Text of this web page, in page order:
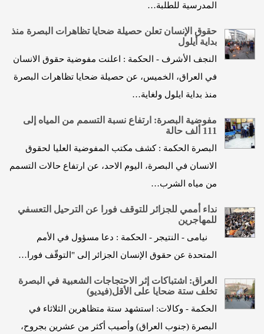
المدرسية للطلبة…
حقوق الإنسان تعلن حصيلة ضحايا تظاهرات البصرة منذ
بداية أيلول
النجف الأشرف - الحكمة : اعلنت مفوضية حقوق الانسان
في العراق، الخميس، عن حصيلة ضحايا تظاهرات البصرة
منذ بداية ايلول ولغاية…
مفوضية البصرة: ارتفاع نسبة التسمم من المياه إلى
111 ألف حالة
البصرة الحكمة : كشف مكتب المفوضية العليا لحقوق
الانسان في البصرة، اليوم الاحد، عن ارتفاع حالات التسمم
من مياه الشرب…
نداء أممي للجزائر للتوقف فورا عن الترحيل التعسفي
للمهاجرين
نيامى - النتيجر - الحكمة : دعا مسؤول في الأمم
المتحدة عن حقوق الإنسان الجزائر إلى "التوقّف فورا…
العراق: اشتباكات إثر الاحتجاجات الشعبية في البصرة
تخلف ستة ضحايا على الأقل(فيديو)
الحكمة - وكالات: استشهد ستة متظاهرين الثلاثاء في
البصرة (جنوب العراق) وأصيب أكثر من عشرين بجروح،